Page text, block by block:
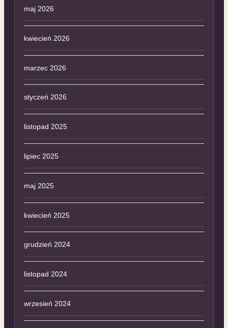
maj 2026
kwiecień 2026
marzec 2026
styczeń 2026
listopad 2025
lipiec 2025
maj 2025
kwiecień 2025
grudzień 2024
listopad 2024
wrzesień 2024